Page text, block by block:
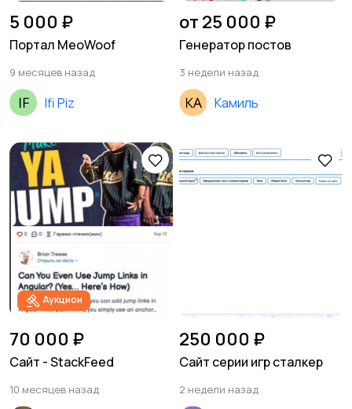
5 000 ₽
Портал MeoWoof
9 месяцев назад
Ifi Piz
от 25 000 ₽
Генератор постов
3 недели назад
Камиль
Аукцион
70 000 ₽
Сайт - StackFeed
10 месяцев назад
250 000 ₽
Сайт серии игр сталкер
2 недели назад